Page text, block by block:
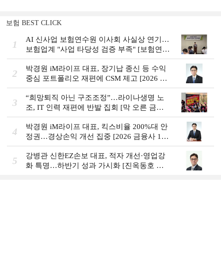
보험 BEST CLICK
1
AI 신사업 보험연수원 이사회 사실상 연기…
보험업계 "사업 타당성 검증 부족" [보험연수
원 AI사업 논란]
2
박경원 iM라이프 대표, 장기납 종신 등 수익
중심 포트폴리오 재편에 CSM 제고 [2026 금
융사 상반기 실적]
3
“희망퇴직 아닌 구조조정”…라이나생명 노
조, IT 인력 재편에 반발 집회 [막 오른 금융
권 하투(夏鬪)]
4
박경원 iM라이프 대표, 킥스비율 200%대 안
정권…경상손익 개선 집중 [2026 금융사 1분
기 실적]
5
강병관 신한EZ손보 대표, 적자 개선·영업강
화 특명…하반기 성과 가시화 [진옥동호 신